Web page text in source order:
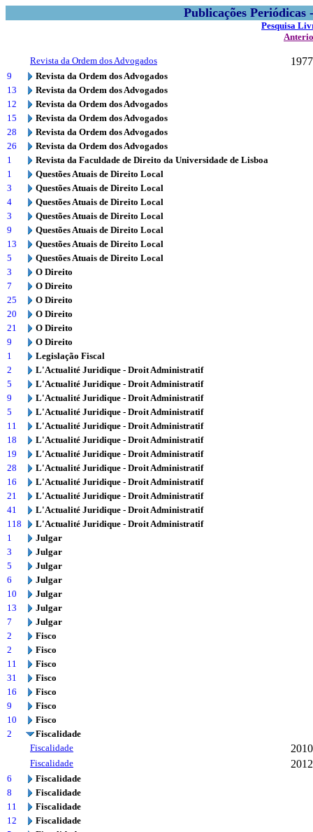
Publicações
Pesquisa
Revista da Ordem dos Advogados 1977
9
Revista da Ordem dos Advogados
13
Revista da Ordem dos Advogados
12
Revista da Ordem dos Advogados
15
Revista da Ordem dos Advogados
28
Revista da Ordem dos Advogados
26
Revista da Ordem dos Advogados
1
Revista da Faculdade de Direito da Universidade de Lisboa
1
Questões Atuais de Direito Local
3
Questões Atuais de Direito Local
4
Questões Atuais de Direito Local
3
Questões Atuais de Direito Local
9
Questões Atuais de Direito Local
13
Questões Atuais de Direito Local
5
Questões Atuais de Direito Local
3
O Direito
7
O Direito
25
O Direito
20
O Direito
21
O Direito
9
O Direito
1
Legislação Fiscal
2
L'Actualité Juridique - Droit Administratif
5
L'Actualité Juridique - Droit Administratif
9
L'Actualité Juridique - Droit Administratif
5
L'Actualité Juridique - Droit Administratif
11
L'Actualité Juridique - Droit Administratif
18
L'Actualité Juridique - Droit Administratif
19
L'Actualité Juridique - Droit Administratif
28
L'Actualité Juridique - Droit Administratif
16
L'Actualité Juridique - Droit Administratif
21
L'Actualité Juridique - Droit Administratif
41
L'Actualité Juridique - Droit Administratif
118
L'Actualité Juridique - Droit Administratif
1
Julgar
3
Julgar
5
Julgar
6
Julgar
10
Julgar
13
Julgar
7
Julgar
2
Fisco
2
Fisco
11
Fisco
31
Fisco
16
Fisco
9
Fisco
10
Fisco
2
Fiscalidade
Fiscalidade
2010
Fiscalidade 2012
6
Fiscalidade
8
Fiscalidade
11
Fiscalidade
12
Fiscalidade